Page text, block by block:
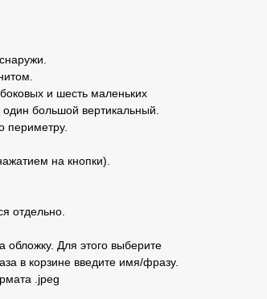
и шесть маленьких
большой вертикальный.
периметру.
на кнопки).
отдельно.
Для этого выберите
в корзине введите имя/фразу.
.jpeg